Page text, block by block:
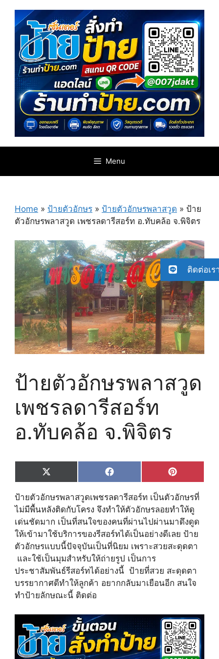
content
Menu
Home » ป้ายตัวอักษร » ป้ายตัวอักษรพลาสวูด » ป้าย
ตัวอักษรพลาสวูด เพชรลดารีสอร์ท อ.ทับคล้อ จ.พิจิตร
ป้ายตัวอักษรพลาสวูด
เพชรลดารีสอร์ท
อ.ทับคล้อ จ.พิจิตร
Share
on
X
(
w
i
t
e
r
)
Share
on
F
a
e
b
o
k
Share
on
P
i
n
t
e
e
s
t
ป้ายตัวอักษรพลาสวูดเพชรลดารีสอร์ท เป็นตัวอักษรที่
ไม่มีพื้นหลังติดกับโครง จึงทำให้ตัวอักษรลอยทำให้ดู
เด่นชัดมาก เป็นที่สนใจของคนที่ผ่านไปผ่านมาดึงดูด
ให้เข้ามาใช้บริการของรีสอร์ทได้เป็นอย่างดีเลย ป้าย
ตัวอักษรแบบนี้ปัจจุบันเป็นที่นิยม เพราะสวยสะดุดตา
และใช้เป็นมุมสำหรับให้ถ่ายรูป เป็นการ
ประชาสัมพันธ์รีสอร์ทได้อย่างนี้ ป้ายที่สวย สะดุดตา
บรรยากาศดีทำให้ลูกค้า อยากกลับมาเยือนอีก สนใจ
ทำป้ายลักษณะนี้ ติดต่อ
ติดต่อเร